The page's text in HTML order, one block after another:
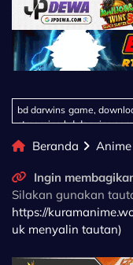
bd darwins game,
streaming bd darwins
game, download anime
game, streaming anime
Beranda Anime
Ingin
Silakan gunakan
https://
uk menyalin tautan)